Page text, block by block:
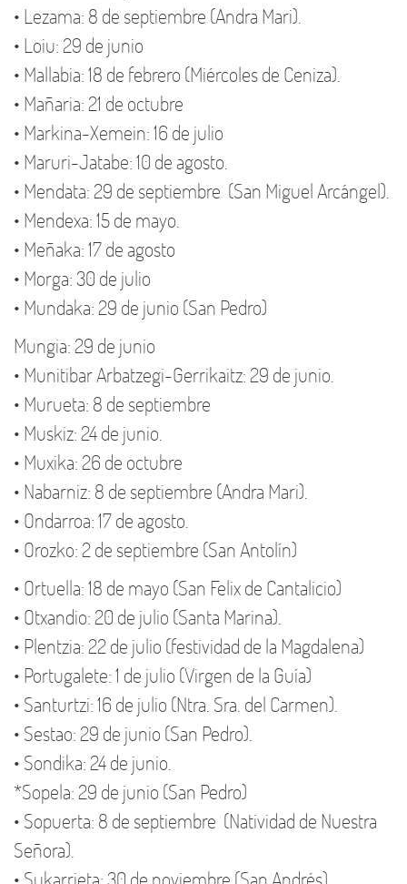
• Lezama: 8 de septiembre (Andra Mari).
• Loiu: 29 de junio
• Mallabia: 18 de febrero (Miércoles de Ceniza).
• Mañaria: 21 de octubre
• Markina-Xemein: 16 de julio
• Maruri-Jatabe: 10 de agosto.
• Mendata: 29 de septiembre (San Miguel Arcángel).
• Mendexa: 15 de mayo.
• Meñaka: 17 de agosto
• Morga: 30 de julio
• Mundaka: 29 de junio (San Pedro)
Mungia: 29 de junio
• Munitibar Arbatzegi-Gerrikaitz: 29 de junio.
• Murueta: 8 de septiembre
• Muskiz: 24 de junio.
• Muxika: 26 de octubre
• Nabarniz: 8 de septiembre (Andra Mari).
• Ondarroa: 17 de agosto.
• Orozko: 2 de septiembre (San Antolín)
• Ortuella: 18 de mayo (San Felix de Cantalicio)
• Otxandio: 20 de julio (Santa Marina).
• Plentzia: 22 de julio (festividad de la Magdalena)
• Portugalete: 1 de julio (Virgen de la Guía)
• Santurtzi: 16 de julio (Ntra. Sra. del Carmen).
• Sestao: 29 de junio (San Pedro).
• Sondika: 24 de junio.
*Sopela: 29 de junio (San Pedro)
• Sopuerta: 8 de septiembre (Natividad de Nuestra
Señora).
• Sukarrieta: 30 de noviembre (San Andrés).